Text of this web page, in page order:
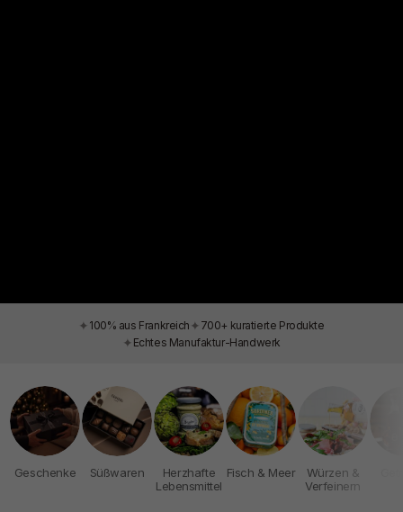
✦ 100% aus Frankreich ✦ 700+ kuratierte Produkte
✦ Echtes Manufaktur-Handwerk
Geschenke Süßwaren
Herzhafte
Lebensmittel
Fisch & Meer
Würzen &
Verfeinern